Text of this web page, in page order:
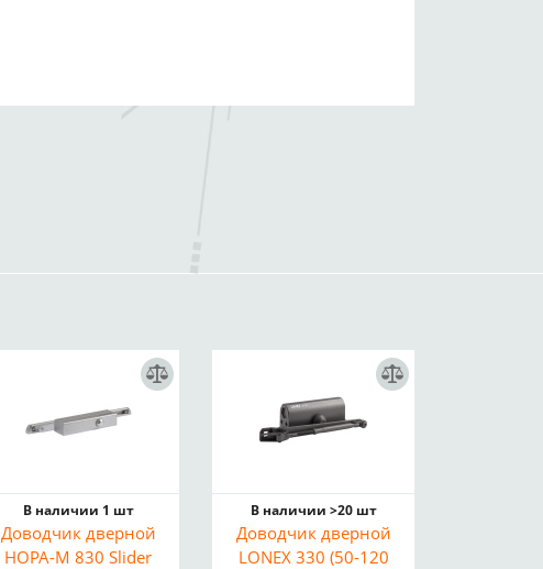
В наличии 1 шт
Доводчик дверной
НОРА-М 830 Slider
В наличии >20 шт
Доводчик дверной
LONEX 330 (50-120